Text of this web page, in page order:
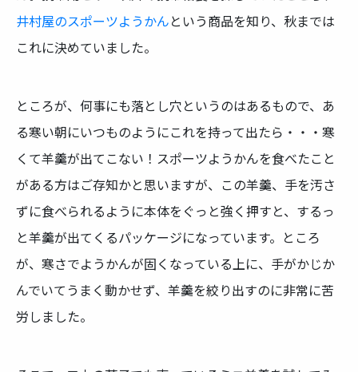
井村屋のスポーツようかんという商品を知り、秋までは
これに決めていました。
ところが、何事にも落とし穴というのはあるもので、あ
る寒い朝にいつものようにこれを持って出たら・・・寒
くて羊羹が出てこない！スポーツようかんを食べたこと
がある方はご存知かと思いますが、この羊羹、手を汚さ
ずに食べられるように本体をぐっと強く押すと、するっ
と羊羹が出てくるパッケージになっています。ところ
が、寒さでようかんが固くなっている上に、手がかじか
んでいてうまく動かせず、羊羹を絞り出すのに非常に苦
労しました。